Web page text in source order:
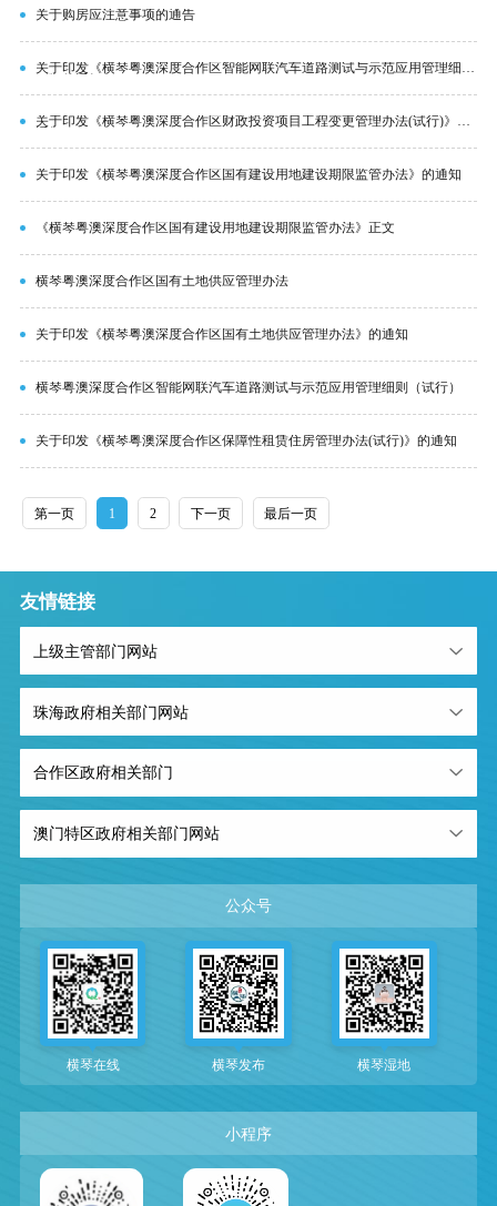
关于购房应注意事项的通告
关于印发《横琴粤澳深度合作区智能网联汽车道路测试与示范应用管理细
关于印发《横琴粤澳深度合作区财政投资项目工程变更管理办法(试行)》的
关于印发《横琴粤澳深度合作区国有建设用地建设期限监管办法》的通知
《横琴粤澳深度合作区国有建设用地建设期限监管办法》正文
横琴粤澳深度合作区国有土地供应管理办法
关于印发《横琴粤澳深度合作区国有土地供应管理办法》的通知
横琴粤澳深度合作区智能网联汽车道路测试与示范应用管理细则（试行）
关于印发《横琴粤澳深度合作区保障性租赁住房管理办法(试行)》的通知
第一页 1 2 下一页 最后一页
友情链接
上级主管部门网站
珠海政府相关部门网站
合作区政府相关部门
澳门特区政府相关部门网站
公众号
横琴在线 横琴发布 横琴湿地
小程序